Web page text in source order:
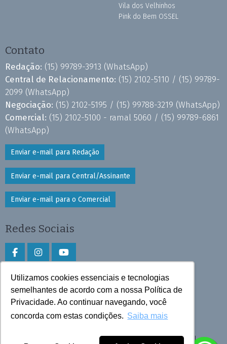
Utilizamos cookies essenciais e tecnologias
semelhantes de acordo com a nossa Política de
Privacidade. Ao continuar navegando, você
concorda com estas condições. Saiba mais
Vila dos Velhinhos
Pink do Bem OSSEL
Contato
Redação: (15) 99789-3913 (WhatsApp)
Central de Relacionamento: (15) 2102-5110 / (15) 99789-
2099 (WhatsApp)
Negociação: (15) 2102-5195 / (15) 99788-3219 (WhatsApp)
Comercial: (15) 2102-5100 - ramal 5060 / (15) 99789-6861
(WhatsApp)
Enviar e-mail para Redação
Enviar e-mail para Central/Assinante
Enviar e-mail para o Comercial
Redes Sociais
Faça download do aplicativo
Play Store e App Store
Todos os direitos reservados © 2026 Cruzeiro do Sul